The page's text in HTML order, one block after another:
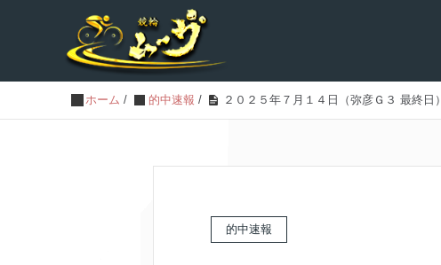
ホーム / 的中速報 / ２０２５年７月１４日（弥彦Ｇ３ 最終日）
的中速報